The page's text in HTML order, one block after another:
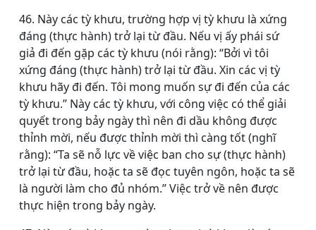
46. Này các tỳ khưu, trường hợp vị tỳ khưu là xứng
đáng (thực hành) trở lại từ đầu. Nếu vị ấy phái sứ
giả đi đến gặp các tỳ khưu (nói rằng): “Bởi vì tôi
xứng đáng (thực hành) trở lại từ đầu. Xin các vị tỳ
khưu hãy đi đến. Tôi mong muốn sự đi đến của các
tỳ khưu.” Này các tỳ khưu, với công việc có thể giải
quyết trong bảy ngày thì nên đi dầu không được
thỉnh mời, nếu được thỉnh mời thì càng tốt (nghĩ
rằng): “Ta sẽ nỗ lực về việc ban cho sự (thực hành)
trở lại từ đầu, hoặc ta sẽ đọc tuyên ngôn, hoặc ta sẽ
là người làm cho đủ nhóm.” Việc trở về nên được
thực hiện trong bảy ngày.